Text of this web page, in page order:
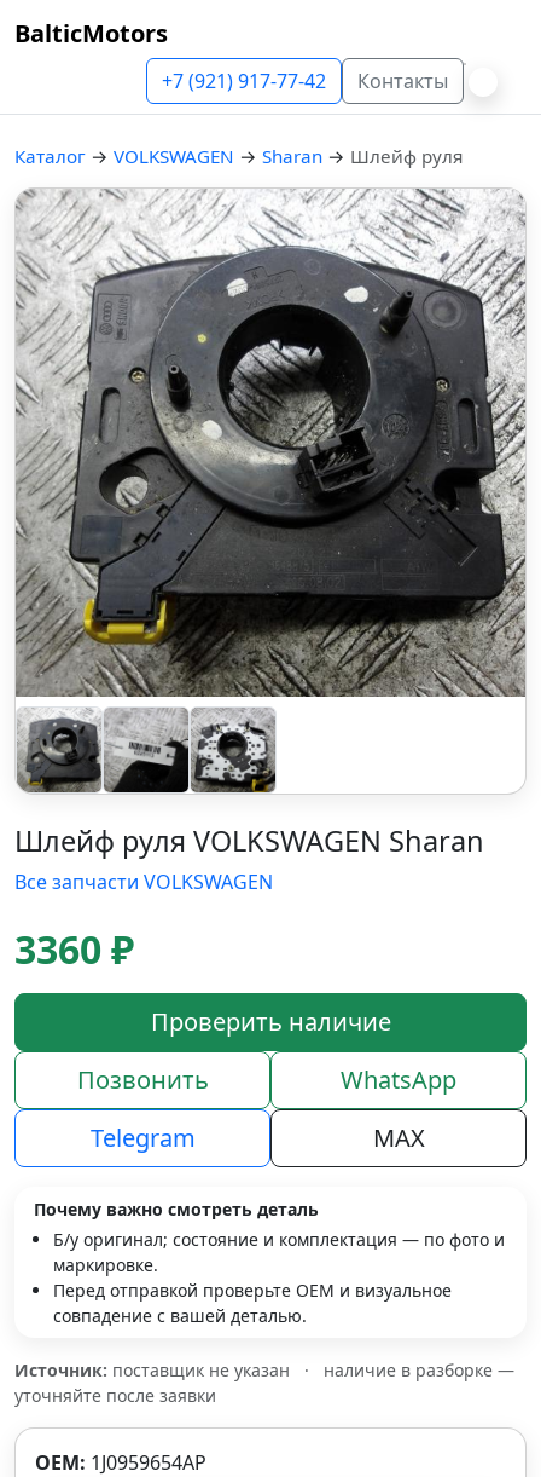
BalticMotors
+7 (921) 917-77-42 Контакты
Каталог → VOLKSWAGEN → Sharan → Шлейф руля
Шлейф руля VOLKSWAGEN Sharan
Все запчасти VOLKSWAGEN
3360 ₽
Проверить наличие
Позвонить
WhatsApp
Telegram
MAX
Почему важно смотреть деталь
Б/у оригинал; состояние и комплектация — по фото и
маркировке.
Перед отправкой проверьте OEM и визуальное
совпадение с вашей деталью.
Источник: поставщик не указан ·
наличие в разборке —
уточняйте после заявки
OEM: 1J0959654AP